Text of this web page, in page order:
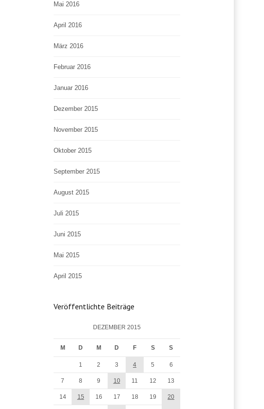
Mai 2016
April 2016
März 2016
Februar 2016
Januar 2016
Dezember 2015
November 2015
Oktober 2015
September 2015
August 2015
Juli 2015
Juni 2015
Mai 2015
April 2015
Veröffentlichte Beiträge
DEZEMBER 2015
M D M D F S S
1 2 3 4 5 6
7 8 9 10 11 12 13
14 15 16 17 18 19 20